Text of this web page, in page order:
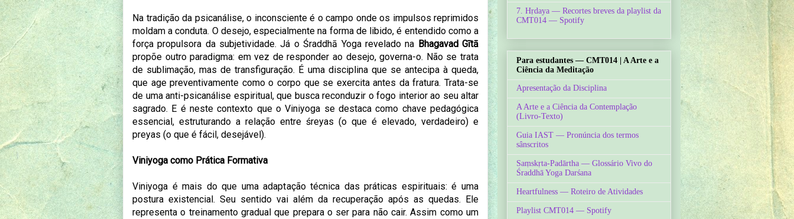
Na tradição da psicanálise, o inconsciente é o campo onde os impulsos reprimidos
moldam a conduta. O desejo, especialmente na forma de libido, é entendido como a
força propulsora da subjetividade. Já o Śraddhā Yoga revelado na Bhagavad Gītā
propõe outro paradigma: em vez de responder ao desejo, governa-o. Não se trata
de sublimação, mas de transfiguração. É uma disciplina que se antecipa à queda,
que age preventivamente como o corpo que se exercita antes da fratura. Trata-se
de uma anti-psicanálise espiritual, que busca reconduzir o fogo interior ao seu altar
sagrado. E é neste contexto que o Viniyoga se destaca como chave pedagógica
essencial, estruturando a relação entre śreyas (o que é elevado, verdadeiro) e
preyas (o que é fácil, desejável).
Viniyoga como Prática Formativa
Viniyoga é mais do que uma adaptação técnica das práticas espirituais: é uma
postura existencial. Seu sentido vai além da recuperação após as quedas. Ele
representa o treinamento gradual que prepara o ser para não cair. Assim como um
7. Hṛdaya — Recortes breves da playlist da
CMT014 — Spotify
Para estudantes — CMT014 | A Arte e a
Ciência da Meditação
Apresentação da Disciplina
A Arte e a Ciência da Contemplação
(Livro-Texto)
Guia IAST — Pronúncia dos termos
sânscritos
Saṃskṛta-Padārtha — Glossário Vivo do
Śraddhā Yoga Darśana
Heartfulness — Roteiro de Atividades
Playlist CMT014 — Spotify